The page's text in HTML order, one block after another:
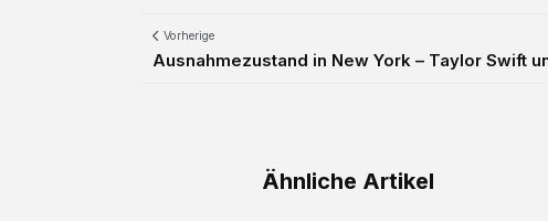
Vorherige
Ausnahmezustand in New York – Taylor Swift
Ähnliche Artikel